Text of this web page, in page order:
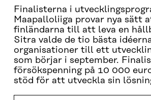
Finalisterna i
Maapalloliiga provar nya sätt
finländarna till att leva en
Sitra valde de tio bästa
organisationer till ett
som börjar i september.
försökspenning på 10 000
stöd för att utveckla sin